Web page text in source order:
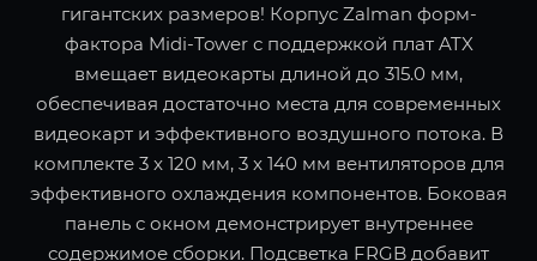
гигантских размеров! Корпус Zalman форм-
фактора Midi-Tower с поддержкой плат ATX
вмещает видеокарты длиной до 315.0 мм,
обеспечивая достаточно места для современных
видеокарт и эффективного воздушного потока. В
комплекте 3 x 120 мм, 3 x 140 мм вентиляторов для
эффективного охлаждения компонентов. Боковая
панель с окном демонстрирует внутреннее
содержимое сборки. Подсветка FRGB добавит